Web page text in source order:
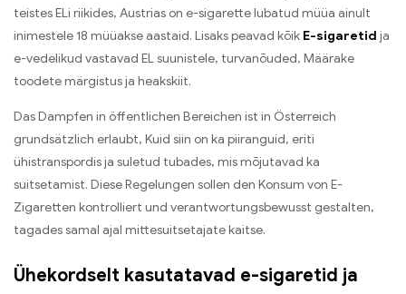
teistes ELi riikides, Austrias on e-sigarette lubatud müüa ainult
inimestele 18 müüakse aastaid. Lisaks peavad kõik E-sigaretid ja
e-vedelikud vastavad EL suunistele, turvanõuded, Määrake
toodete märgistus ja heakskiit.
Das Dampfen in öffentlichen Bereichen ist in Österreich
grundsätzlich erlaubt, Kuid siin on ka piiranguid, eriti
ühistranspordis ja suletud tubades, mis mõjutavad ka
suitsetamist. Diese Regelungen sollen den Konsum von E-
Zigaretten kontrolliert und verantwortungsbewusst gestalten,
tagades samal ajal mittesuitsetajate kaitse.
Ühekordselt kasutatavad e-sigaretid ja